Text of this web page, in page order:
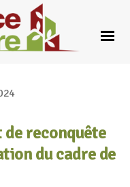
de reconquête
du cadre de